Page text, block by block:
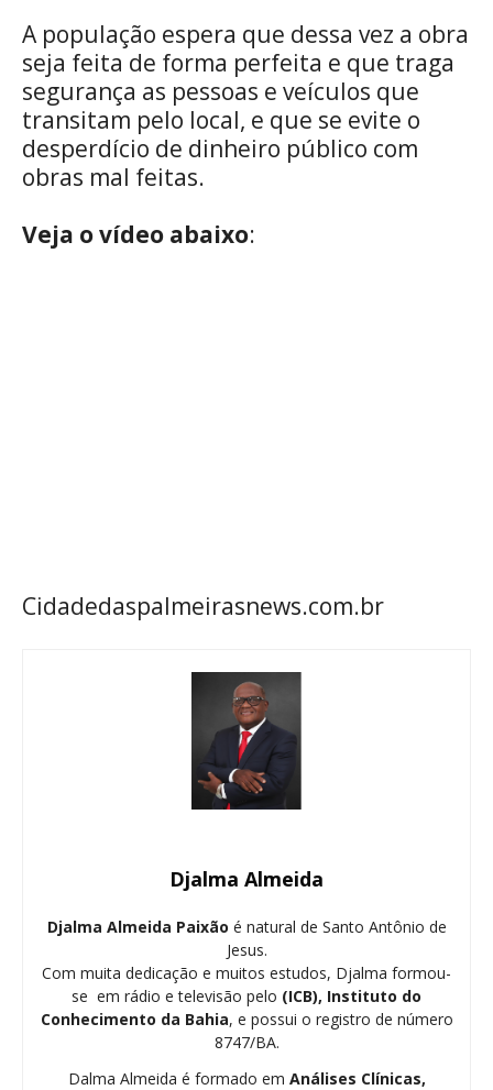
A população espera que dessa vez a obra
seja feita de forma perfeita e que traga
segurança as pessoas e veículos que
transitam pelo local, e que se evite o
desperdício de dinheiro público com
obras mal feitas.
Veja o vídeo abaixo:
Cidadedaspalmeirasnews.com.br
Djalma Almeida
Djalma Almeida Paixão é natural de Santo Antônio de
Jesus.
Com muita dedicação e muitos estudos, Djalma formou-
se em rádio e televisão pelo (ICB), Instituto do
Conhecimento da Bahia, e possui o registro de número
8747/BA.
Dalma Almeida é formado em Análises Clínicas,